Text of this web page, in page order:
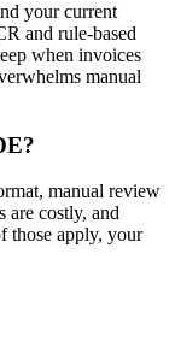
your current
and rule-based
when invoices
manual
manual review
are costly, and
those apply, your